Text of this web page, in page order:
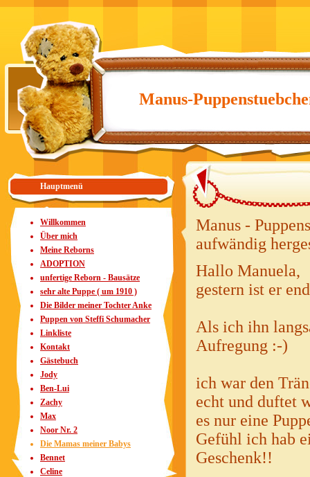
Manus-
Hauptmenü
Willkommen
Über mich
Meine Reborns
ADOPTION
unfertige Reborn - Bausätze
sehr alte Puppe ( um 1910 )
Die Bilder meiner Tochter Anke
Puppen von Steffi Schumacher
Linkliste
Kontakt
Gästebuch
Jody
Ben-Lui
Zachy
Max
Noor Nr. 2
Die Mamas meiner Babys
Bennet
Celine
Manus -
aufwändig
Hallo Manuela,
gestern ist er
Als ich ihn
Aufregung :-)
ich war den
echt und duftet
es nur eine
Gefühl ich hab
Geschenk!!